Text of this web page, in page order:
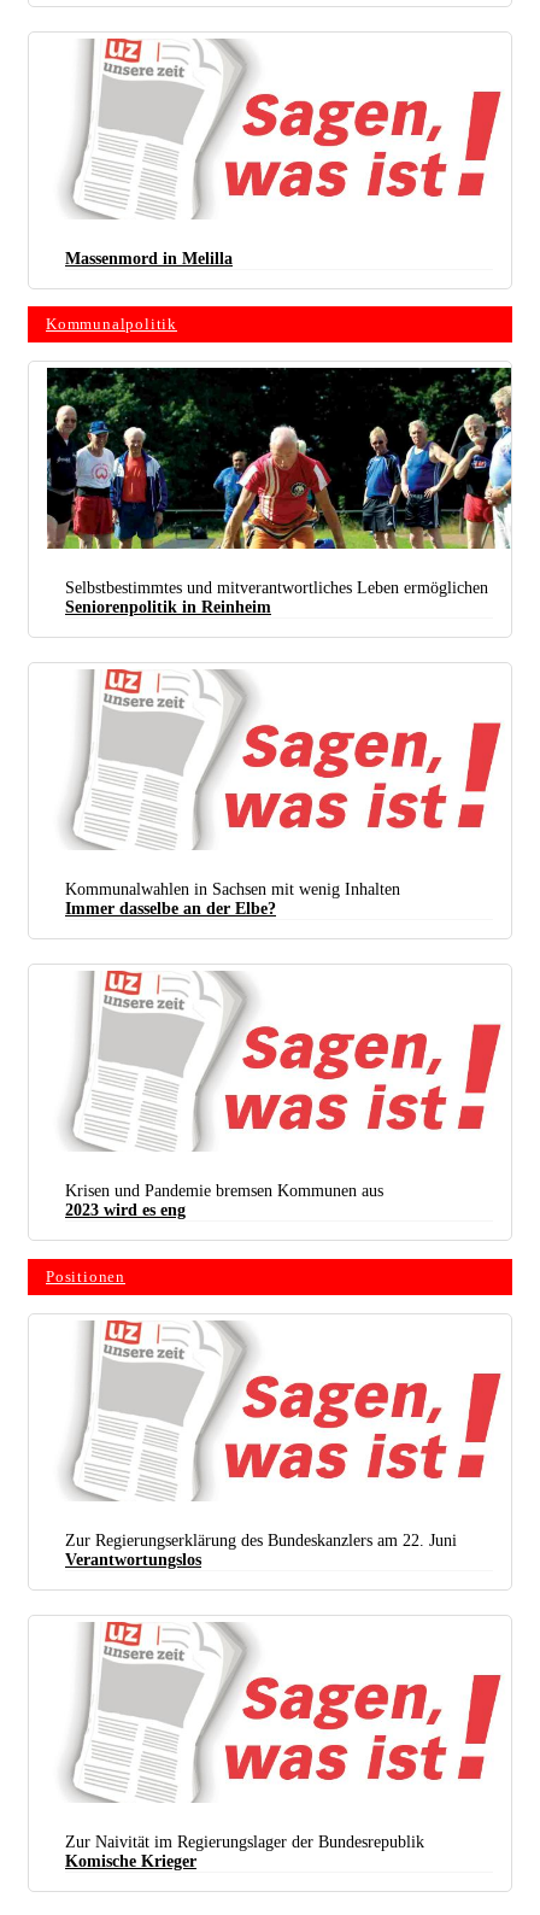
Massenmord in Melilla
Kommunalpolitik
Wenn in Kommunen Freibäder und Sportstätten dicht gemacht werden, trifft es auch die Senioren.
(Foto: © 2021 AOK-Bundesverband)
Selbstbestimmtes und mitverantwortliches Leben ermöglichen
Seniorenpolitik in Reinheim
Kommunalwahlen in Sachsen mit wenig Inhalten
Immer dasselbe an der Elbe?
Krisen und Pandemie bremsen Kommunen aus
2023 wird es eng
Positionen
Zur Regierungserklärung des Bundeskanzlers am 22. Juni
Verantwortungslos
Zur Naivität im Regierungslager der Bundesrepublik
Komische Krieger